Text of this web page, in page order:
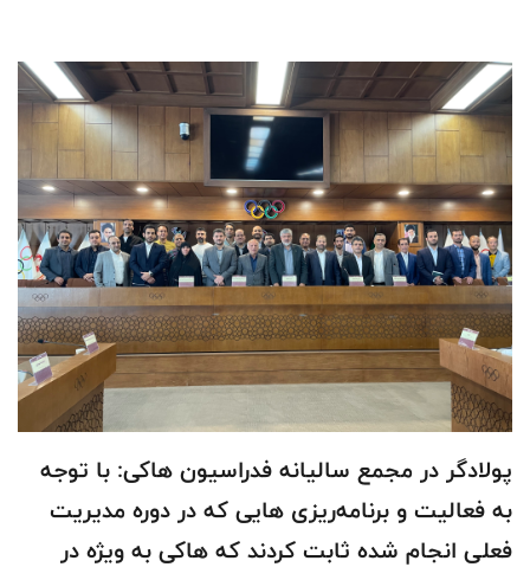
پولادگر در مجمع سالیانه فدراسیون هاکی: با توجه
به فعالیت و برنامه‌ریزی هایی که در دوره مدیریت
فعلی انجام شده ثابت کردند که هاکی به ویژه در